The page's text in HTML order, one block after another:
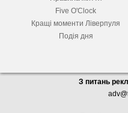
Five O'Clock
Кращі моменти Ліверпуля
Подія дня
З питань